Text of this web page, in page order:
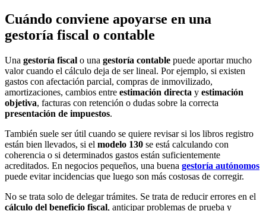
Cuándo conviene apoyarse en una
gestoría fiscal o contable
Una gestoría fiscal o una gestoría contable puede aportar mucho
valor cuando el cálculo deja de ser lineal. Por ejemplo, si existen
gastos con afectación parcial, compras de inmovilizado,
amortizaciones, cambios entre estimación directa y estimación
objetiva, facturas con retención o dudas sobre la correcta
presentación de impuestos.
También suele ser útil cuando se quiere revisar si los libros registro
están bien llevados, si el modelo 130 se está calculando con
coherencia o si determinados gastos están suficientemente
acreditados. En negocios pequeños, una buena gestoría autónomos
puede evitar incidencias que luego son más costosas de corregir.
No se trata solo de delegar trámites. Se trata de reducir errores en el
cálculo del beneficio fiscal, anticipar problemas de prueba y